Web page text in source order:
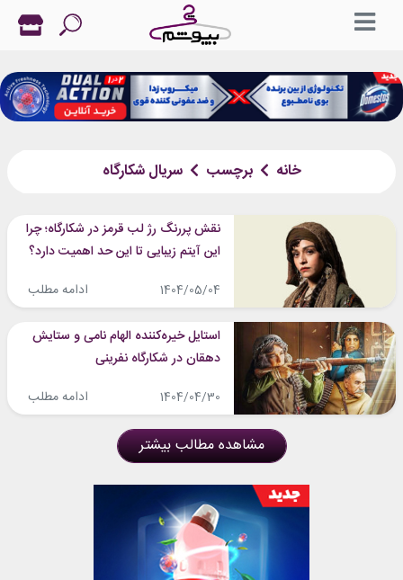
خانه برچسب سریال شکارگاه
نقش پررنگ رژ لب قرمز در شکارگاه؛ چرا
این آیتم زیبایی تا این حد اهمیت دارد؟
1404/05/04 ادامه مطلب
استایل خیره‌کننده الهام نامی و ستایش
دهقان در شکارگاه نفرینی
1404/04/30 ادامه مطلب
مشاهده مطالب بیشتر